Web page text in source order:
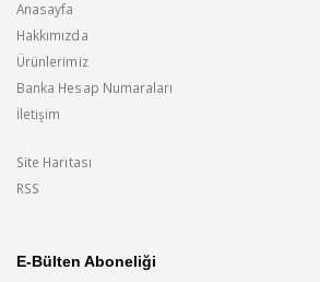
Anasayfa
Hakkımızda
Ürünlerimiz
Banka Hesap Numaraları
İletişim
Site Haritası
RSS
E-Bülten Aboneliği